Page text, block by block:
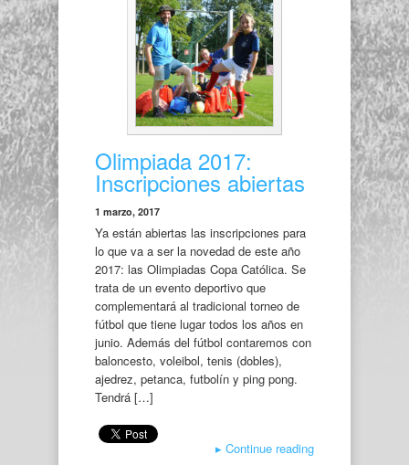
Olimpiada 2017:
Inscripciones abiertas
1 marzo, 2017
Ya están abiertas las inscripciones para
lo que va a ser la novedad de este año
2017: las Olimpiadas Copa Católica. Se
trata de un evento deportivo que
complementará al tradicional torneo de
fútbol que tiene lugar todos los años en
junio. Además del fútbol contaremos con
baloncesto, voleibol, tenis (dobles),
ajedrez, petanca, futbolín y ping pong.
Tendrá […]
▸ Continue reading